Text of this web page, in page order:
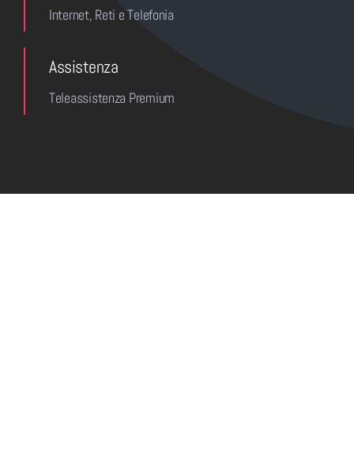
Internet, Reti e Telefonia
Assistenza
Teleassistenza Premium